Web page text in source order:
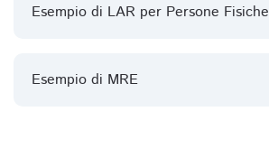
Esempio di LAR per Persone Fisiche
Esempio di MRE